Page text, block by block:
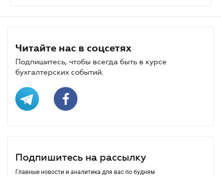
Читайте нас в соцсетях
Подпишитесь, чтобы всегда быть в курсе
бухгалтерских событий.
Подпишитесь на рассылку
Главные новости и аналитика для вас по будням